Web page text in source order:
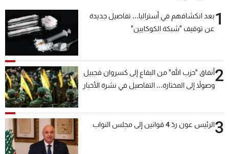
1بعد انكشافهم في أستراليا... تفاصيل جديدة
عن توقيف "شبكة الكوكايين"
2أنفاق "حزب الله" من البقاع إلى كسروان فجبيل
وصولاً إلى المختارة... التفاصيل في نشرة الأخبار
3الرئيس عون ردّ 4 قوانين إلى مجلس النواب